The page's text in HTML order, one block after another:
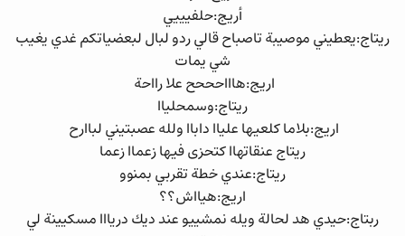
أريج:حلفيييي
ريتاج:يعطيني موصيبة تاصباح قالي ردو لبال لبعضياتكم غدي يغيب
شي يمات
اريج:هاااحححح علا رااحة
ريتاج:وسمحلياا
اريج:بلاما كلعيها علياا داباا ولله عصبتيني لباارح
ريتاج عنقاتهاا كتحزى فيها زعماا زعما
ريتاج:عندي خطة تقربي بمنوو
اريج:هيااش؟؟
ربتاج:حيدي هد لحالة ويله نمشييو عند ديك دريااا مسكيينة لي